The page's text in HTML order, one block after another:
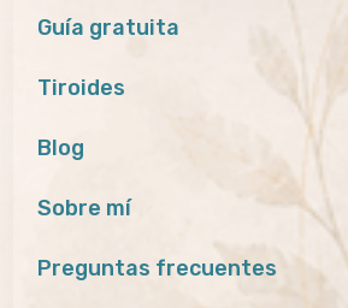
Guía gratuita
Tiroides
Blog
Sobre mí
Preguntas frecuentes